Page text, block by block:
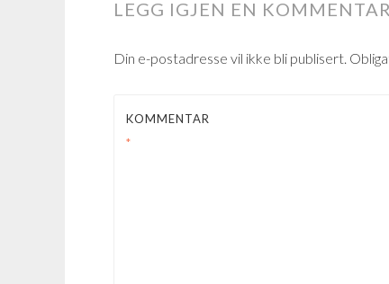
LEGG IGJEN EN KOMMENTAR
Din e-postadresse vil ikke bli publisert.
KOMMENTAR
*